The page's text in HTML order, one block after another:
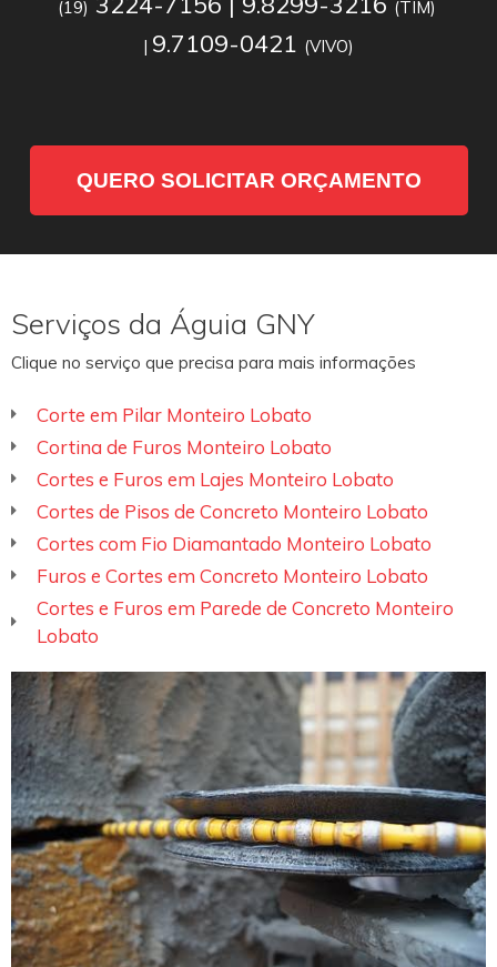
(19)
(TIM)
| 9.7109-0421 (VIVO)
QUERO SOLICITAR ORÇAMENTO
Serviços da Águia GNY
Clique no serviço que precisa para mais informações
Corte em Pilar Monteiro Lobato
Cortina de Furos Monteiro Lobato
Cortes e Furos em Lajes Monteiro Lobato
Cortes de Pisos de Concreto Monteiro Lobato
Cortes com Fio Diamantado Monteiro Lobato
Furos e Cortes em Concreto Monteiro Lobato
Cortes e Furos em Parede de Concreto Monteiro
Lobato